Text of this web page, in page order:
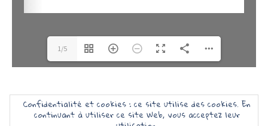
1/5
Confidentialité et cookies : ce site utilise des cookies. En
continuant à utiliser ce site Web, vous acceptez leur